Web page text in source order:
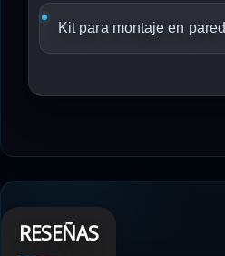
Kit para montaje en pared
RESEÑAS